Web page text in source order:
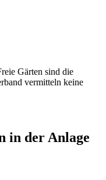
Gärten sind die
vermitteln keine
in der Anlage